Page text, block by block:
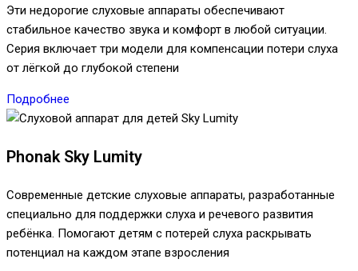
Эти недорогие слуховые аппараты обеспечивают
стабильное качество звука и комфорт в любой ситуации.
Серия включает три модели для компенсации потери слуха
от лёгкой до глубокой степени
Подробнее
Phonak Sky Lumity
Современные детские слуховые аппараты, разработанные
специально для поддержки слуха и речевого развития
ребёнка. Помогают детям с потерей слуха раскрывать
потенциал на каждом этапе взросления